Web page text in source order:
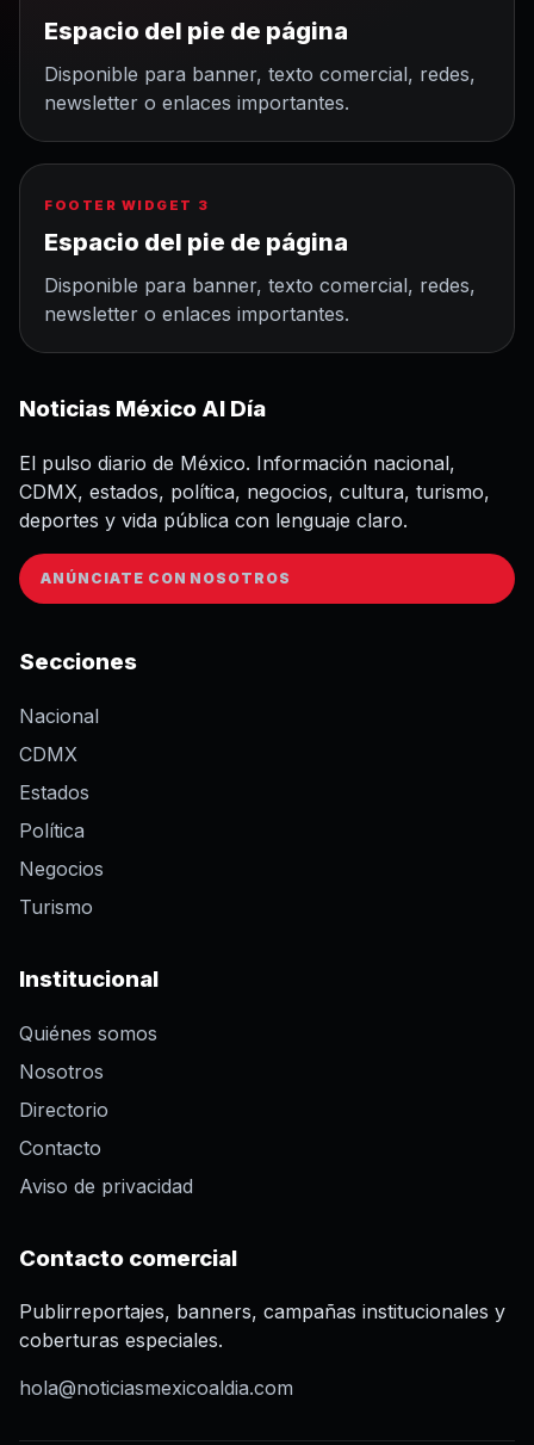
Espacio del pie de página
Disponible para banner, texto comercial, redes,
newsletter o enlaces importantes.
FOOTER WIDGET 3
Espacio del pie de página
Disponible para banner, texto comercial, redes,
newsletter o enlaces importantes.
Noticias México Al Día
El pulso diario de México. Información nacional,
CDMX, estados, política, negocios, cultura, turismo,
deportes y vida pública con lenguaje claro.
ANÚNCIATE CON NOSOTROS
Secciones
Nacional
CDMX
Estados
Política
Negocios
Turismo
Institucional
Quiénes somos
Nosotros
Directorio
Contacto
Aviso de privacidad
Contacto comercial
Publirreportajes, banners, campañas institucionales y
coberturas especiales.
hola@noticiasmexicoaldia.com